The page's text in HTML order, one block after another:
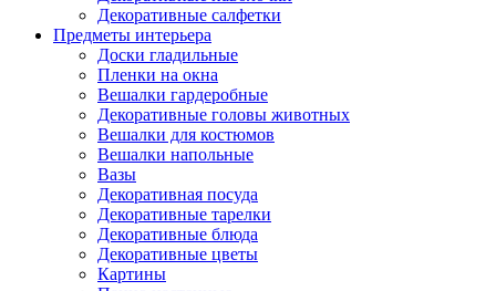
Декоративные салфетки
Предметы интерьера
Доски гладильные
Пленки на окна
Вешалки гардеробные
Декоративные головы животных
Вешалки для костюмов
Вешалки напольные
Вазы
Декоративная посуда
Декоративные тарелки
Декоративные блюда
Декоративные цветы
Картины